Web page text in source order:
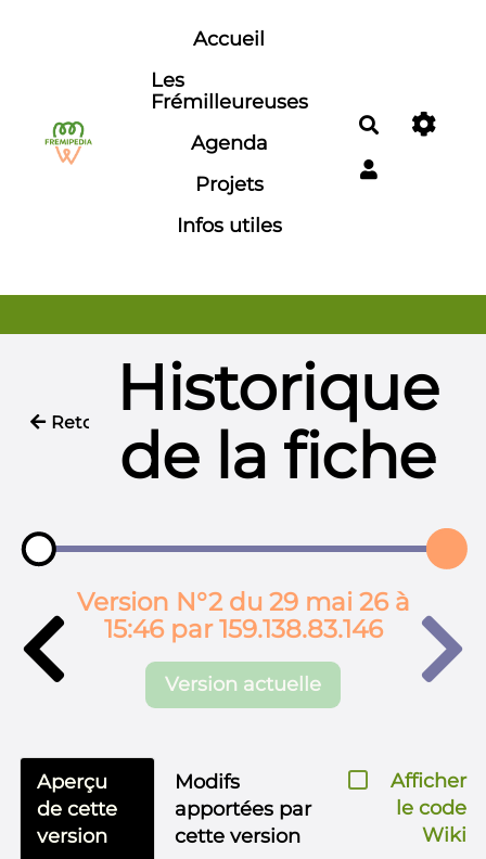
Aller au contenu principal
Accueil
Les
Frémilleureuses
Agenda
Projets
Infos utiles
Rechercher
Retour
Historique
de la fiche
Version N°2 du 29 mai 26 à
15:46 par 159.138.83.146
Version actuelle
Aperçu
de cette
version
Modifs
apportées par
cette version
Afficher
le code
Wiki